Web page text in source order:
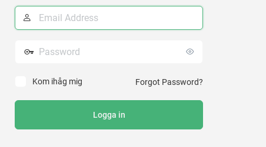
E-
postadress
Kom ihåg mig Forgot Password?